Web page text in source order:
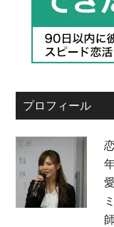
プロフィール